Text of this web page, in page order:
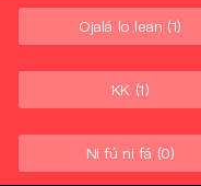
Ojalá lo lean (1)
KK (1)
Ni fú ni fá (0)